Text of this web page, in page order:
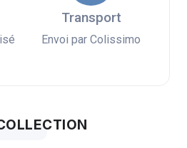
Transport
Envoi par Colissimo